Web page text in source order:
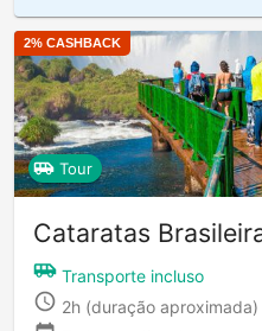
2% CASHBACK
Tour
Cataratas
Transporte incluso
2h (duração aproximada)